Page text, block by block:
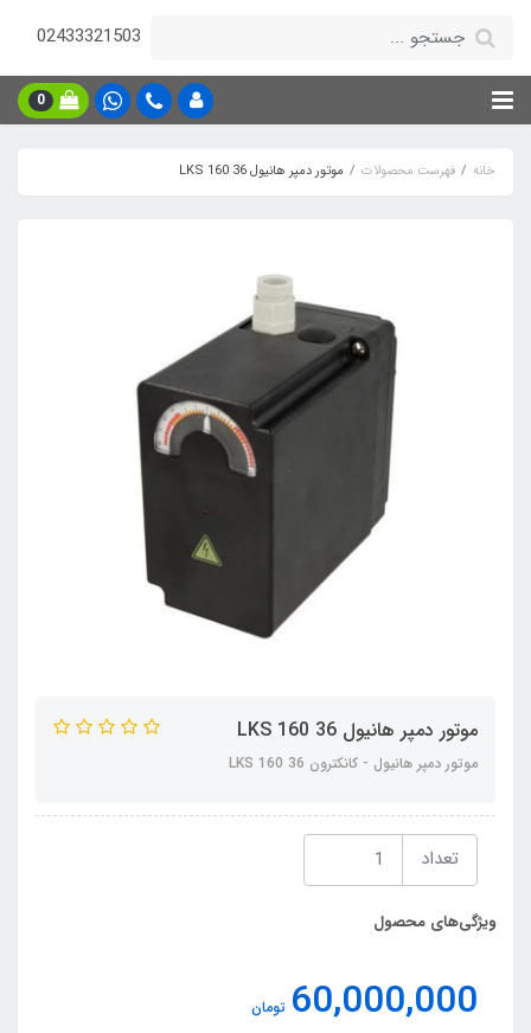
02433321503
0
خانه فهرست محصولات موتور دمپر هانیول LKS 160 36
موتور دمپر هانیول LKS 160 36
موتور دمپر هانیول - کانکترون LKS 160 36
تعداد
ویژگی‌های محصول
60,000,000 تومان